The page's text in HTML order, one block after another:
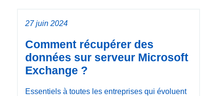
27 juin 2024
Comment récupérer des
données sur serveur Microsoft
Exchange ?
Essentiels à toutes les entreprises qui évoluent